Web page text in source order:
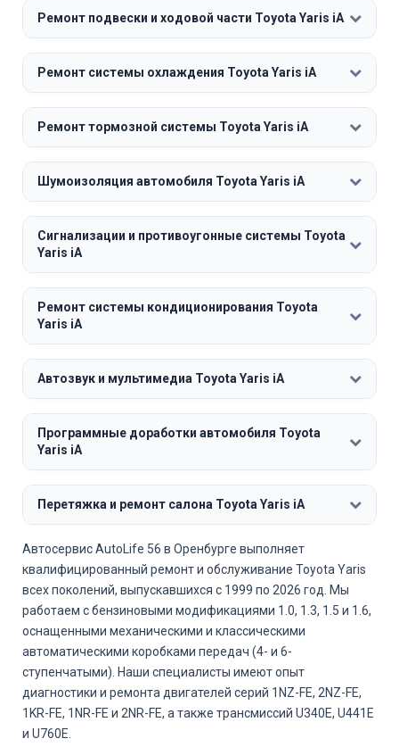
Ремонт подвески и ходовой части Toyota Yaris iA
Ремонт системы охлаждения Toyota Yaris iA
Ремонт тормозной системы Toyota Yaris iA
Шумоизоляция автомобиля Toyota Yaris iA
Сигнализации и противоугонные системы Toyota
Yaris iA
Ремонт системы кондиционирования Toyota
Yaris iA
Автозвук и мультимедиа Toyota Yaris iA
Программные доработки автомобиля Toyota
Yaris iA
Перетяжка и ремонт салона Toyota Yaris iA
Автосервис AutoLife 56 в Оренбурге выполняет
квалифицированный ремонт и обслуживание Toyota Yaris
всех поколений, выпускавшихся с 1999 по 2026 год. Мы
работаем с бензиновыми модификациями 1.0, 1.3, 1.5 и 1.6,
оснащенными механическими и классическими
автоматическими коробками передач (4- и 6-
ступенчатыми). Наши специалисты имеют опыт
диагностики и ремонта двигателей серий 1NZ-FE, 2NZ-FE,
1KR-FE, 1NR-FE и 2NR-FE, а также трансмиссий U340E, U441E
и U760E.